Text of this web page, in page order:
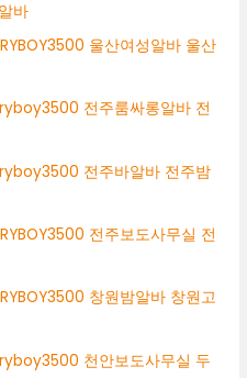
바
울산여성알바 울산
전주룸싸롱알바 전
전주바알바 전주밤
전주보도사무실 전
창원밤알바 창원고
천안보도사무실 두